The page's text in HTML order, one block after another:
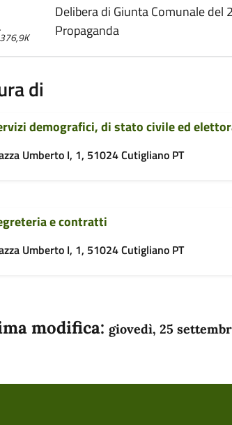
Delibera di Giunta Comunale
Propaganda
di
demografici, di stato civile ed
Umberto I, 1, 51024 Cutigliano PT
e contratti
Umberto I, 1, 51024 Cutigliano PT
modifica: giovedì, 25